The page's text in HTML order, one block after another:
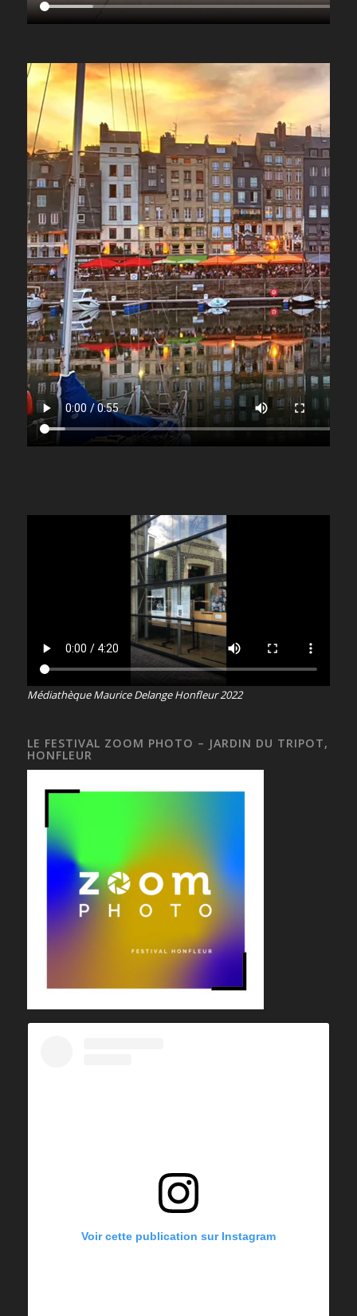
Médiathèque Maurice Delange Honfleur 2022
LE FESTIVAL ZOOM PHOTO – JARDIN DU TRIPOT,
HONFLEUR
Voir cette publication sur Instagram